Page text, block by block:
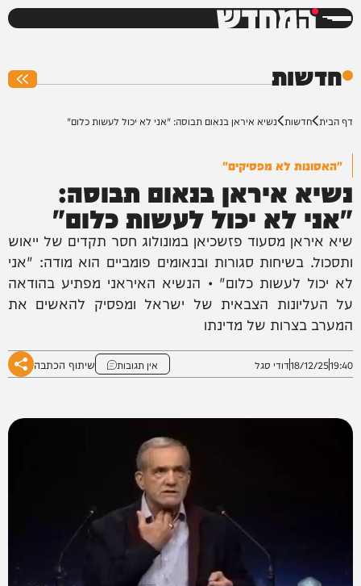
המחדש
חדשות
דף הבית חדשות נשיא איראן בנאום תבוסה: "אני לא יכול לעשות כלום"
"האסונות לא מפסיקים"
נשיא איראן בנאום תבוסה:
"אני לא יכול לעשות כלום"
שיא איראן מסעוד פזשכיאן במונולוג חסר תקדים של ייאוש
ותסכול. בשיחות סגורות ובנאומים פומביים הוא מודה: "אני
לא יכול לעשות כלום" • הנשיא האיראני מפתיע בהודאה
על העליונות הצבאית של ישראל ומפסיק להאשים את
המערב בצרות של מדינתו
19:40
18/12/25דודי סגל אין תגובות שיתוף הכתבה